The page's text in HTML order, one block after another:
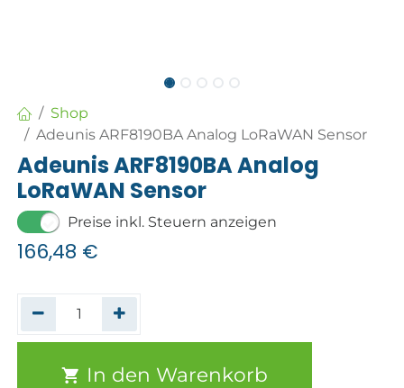
Shop
Adeunis ARF8190BA Analog LoRaWAN Sensor
Adeunis ARF8190BA Analog
LoRaWAN Sensor
Preise inkl. Steuern anzeigen
166,48 €
In den Warenkorb